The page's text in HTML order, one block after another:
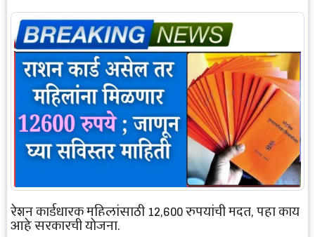
रेशन कार्डधारक महिलांसाठी 12,600 रुपयांची मदत, पहा काय
आहे सरकारची योजना.